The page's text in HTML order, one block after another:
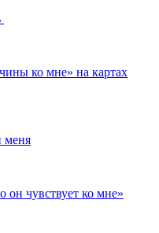
ко мне» на картах
меня
чувствует ко мне»